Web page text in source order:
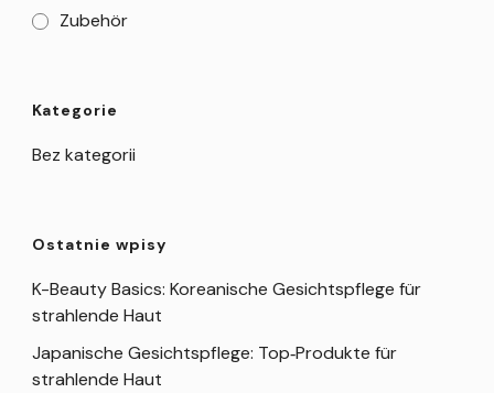
Zubehör
Kategorie
Bez kategorii
Ostatnie wpisy
K-Beauty Basics: Koreanische Gesichtspflege für
strahlende Haut
Japanische Gesichtspflege: Top‑Produkte für
strahlende Haut